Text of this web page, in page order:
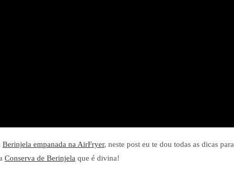
Berinjela empanada na AirFryer, neste post eu te dou todas as dicas para
Conserva de Berinjela que é divina!